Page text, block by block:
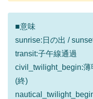
■意味
sunrise:日の出 /
transit:子午線通過
civil_twilight_begin:薄
(終)